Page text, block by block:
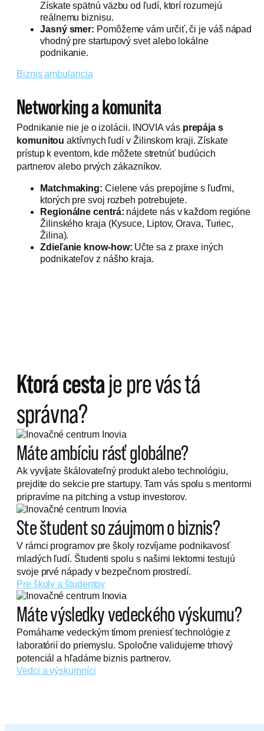
Získate spätnú väzbu od ľudí, ktorí rozumejú
reálnemu biznisu.
Jasný smer: Pomôžeme vám určiť, či je váš nápad
vhodný pre startupový svet alebo lokálne
podnikanie.
Biznis ambulancia
Networking a komunita
Podnikanie nie je o izolácii. INOVIA vás prepája s
komunitou aktívnych ľudí v Žilinskom kraji. Získate
prístup k eventom, kde môžete stretnúť budúcich
partnerov alebo prvých zákazníkov.
Matchmaking: Cielene vás prepojíme s ľuďmi,
ktorých pre svoj rozbeh potrebujete.
Regionálne centrá: nájdete nás v každom regióne
Žilinského kraja (Kysuce, Liptov, Orava, Turiec,
Žilina).
Zdieľanie know-how: Učte sa z praxe iných
podnikateľov z nášho kraja.
Ktorá cestaje pre vás tá
správna?
Máte ambíciu rásť globálne?
Ak vyvíjate škálovateľný produkt alebo technológiu,
prejdite do sekcie pre startupy. Tam vás spolu s mentormi
pripravíme na pitching a vstup investorov.
Ste študent so záujmom o biznis?
V rámci programov pre školy rozvíjame podnikavosť
mladých ľudí. Študenti spolu s našimi lektormi testujú
svoje prvé nápady v bezpečnom prostredí.
Pre školy a študentov
Máte výsledky vedeckého výskumu?
Pomáhame vedeckým tímom preniesť technológie z
laboratórií do priemyslu. Spoločne validujeme trhový
potenciál a hľadáme biznis partnerov.
Vedci a výskumníci